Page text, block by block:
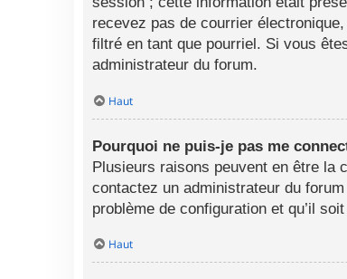
recevez pas de courrier
filtré en tant que pourriel. Si vous
administrateur du forum.
Haut
Pourquoi ne puis-je pas me
Plusieurs raisons peuvent en être la
contactez un administrateur du
problème de configuration et qu’il
Haut